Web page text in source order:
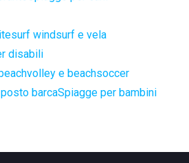
windsurf e vela
disabili
e beachsoccer
barcaSpiagge per bambini